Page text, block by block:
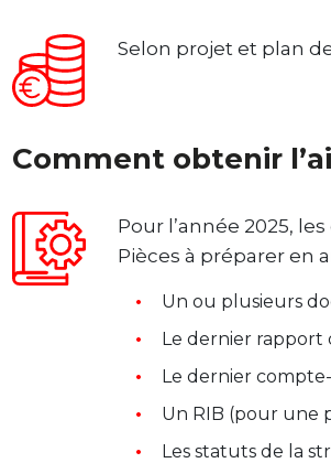
Selon projet et plan
Comment obtenir
Pour l’année 2025,
Pièces à préparer en
Un ou plusieurs
Le dernier rapport
Le dernier
Un RIB (pour une
Les statuts de la